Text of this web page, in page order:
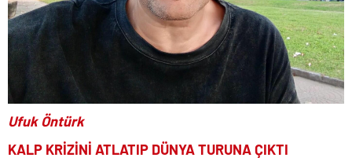
Ufuk Öntürk
KALP KRİZİNİ ATLATIP DÜNYA TURUNA ÇIKTI